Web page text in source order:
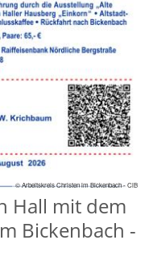
© Arbeitskreis Christen im Bickenbach - CiB
Hall mit dem
Bickenbach -